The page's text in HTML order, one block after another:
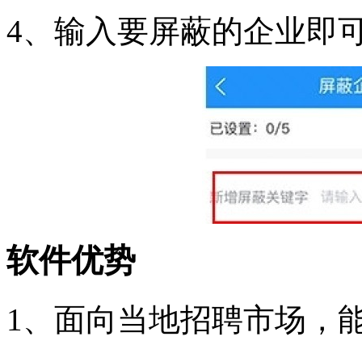
4、输入要屏蔽的企业即
软件优势
1、面向当地招聘市场，